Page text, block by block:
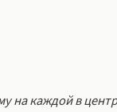
на каждой в